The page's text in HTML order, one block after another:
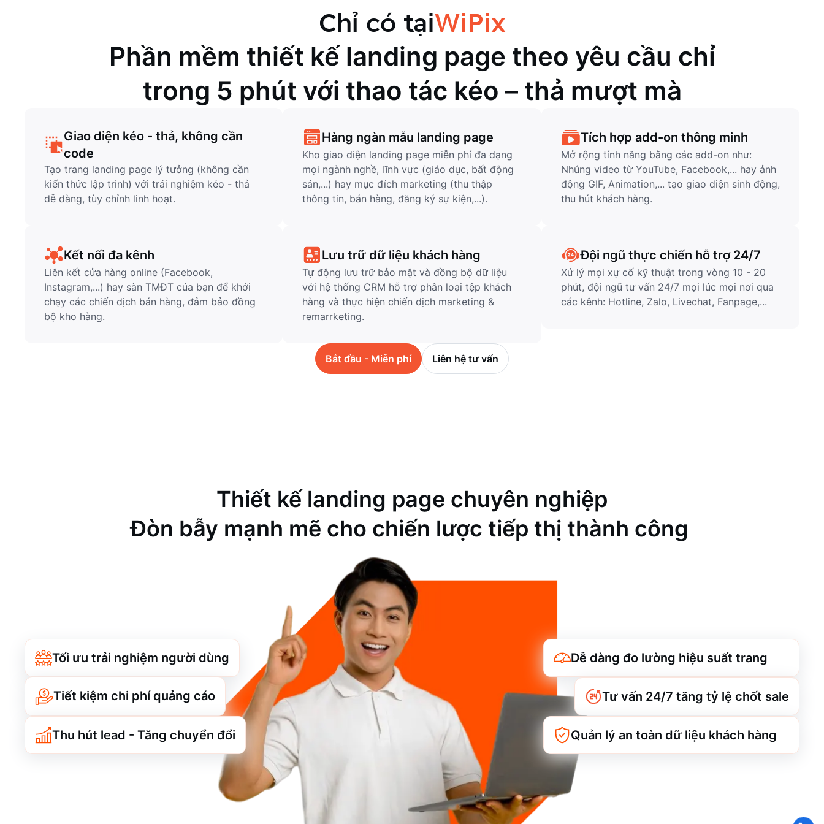
Chỉ có tạiWiPix
Phần mềm thiết kế landing page theo yêu cầu chỉ
trong 5 phút với thao tác kéo – thả mượt mà
Giao diện kéo - thả, không cần
code
Tạo trang landing page lý tưởng (không cần
kiến thức lập trình) với trải nghiệm kéo - thả
dễ dàng, tùy chỉnh linh hoạt.
Hàng ngàn mẫu landing page
Kho giao diện landing page miễn phí đa dạng
mọi ngành nghề, lĩnh vực (giáo dục, bất động
sản,...) hay mục đích marketing (thu thập
thông tin, bán hàng, đăng ký sự kiện,...).
Tích hợp add-on thông minh
Mở rộng tính năng bằng các add-on như:
Nhúng video từ YouTube, Facebook,... hay ảnh
động GIF, Animation,... tạo giao diện sinh động,
thu hút khách hàng.
Kết nối đa kênh
Liên kết cửa hàng online (Facebook,
Instagram,...) hay sàn TMĐT của bạn để khởi
chạy các chiến dịch bán hàng, đảm bảo đồng
bộ kho hàng.
Lưu trữ dữ liệu khách hàng
Tự động lưu trữ bảo mật và đồng bộ dữ liệu
với hệ thống CRM hỗ trợ phân loại tệp khách
hàng và thực hiện chiến dịch marketing &
remarrketing.
Đội ngũ thực chiến hỗ trợ 24/7
Xử lý mọi xự cố kỹ thuật trong vòng 10 - 20
phút, đội ngũ tư vấn 24/7 mọi lúc mọi nơi qua
các kênh: Hotline, Zalo, Livechat, Fanpage,...
Bắt đầu - Miễn phí Liên hệ tư vấn
Thiết kế landing page chuyên nghiệp
Đòn bẫy mạnh mẽ cho chiến lược tiếp thị thành công
Tối ưu trải nghiệm người dùng Dễ dàng đo lường hiệu suất trang
Tiết kiệm chi phí quảng cáo Tư vấn 24/7 tăng tỷ lệ chốt sale
Thu hút lead - Tăng chuyển đổi Quản lý an toàn dữ liệu khách hàng